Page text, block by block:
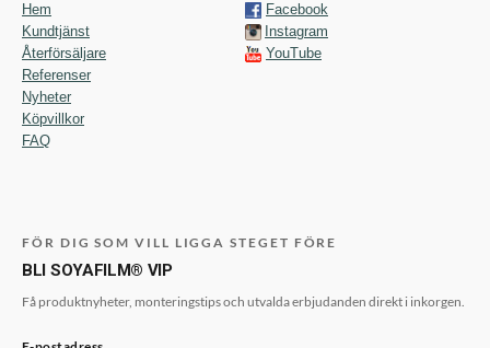
Hem
Kundtjänst
Återförsäljare
Referenser
Nyheter
Köpvillkor
FAQ
Facebook
Instagram
YouTube
FÖR DIG SOM VILL LIGGA STEGET FÖRE
BLI SOYAFILM® VIP
Få produktnyheter, monteringstips och utvalda erbjudanden direkt i inkorgen.